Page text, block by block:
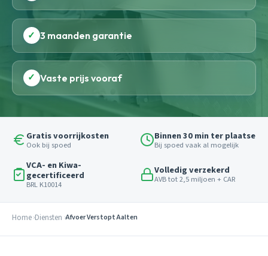
✓ 3 maanden garantie
✓ Vaste prijs vooraf
Gratis voorrijkosten
Ook bij spoed
Binnen 30 min ter plaatse
Bij spoed vaak al mogelijk
VCA- en Kiwa-
gecertificeerd
BRL K10014
Volledig verzekerd
AVB tot 2,5 miljoen + CAR
Home Diensten Afvoer Verstopt Aalten